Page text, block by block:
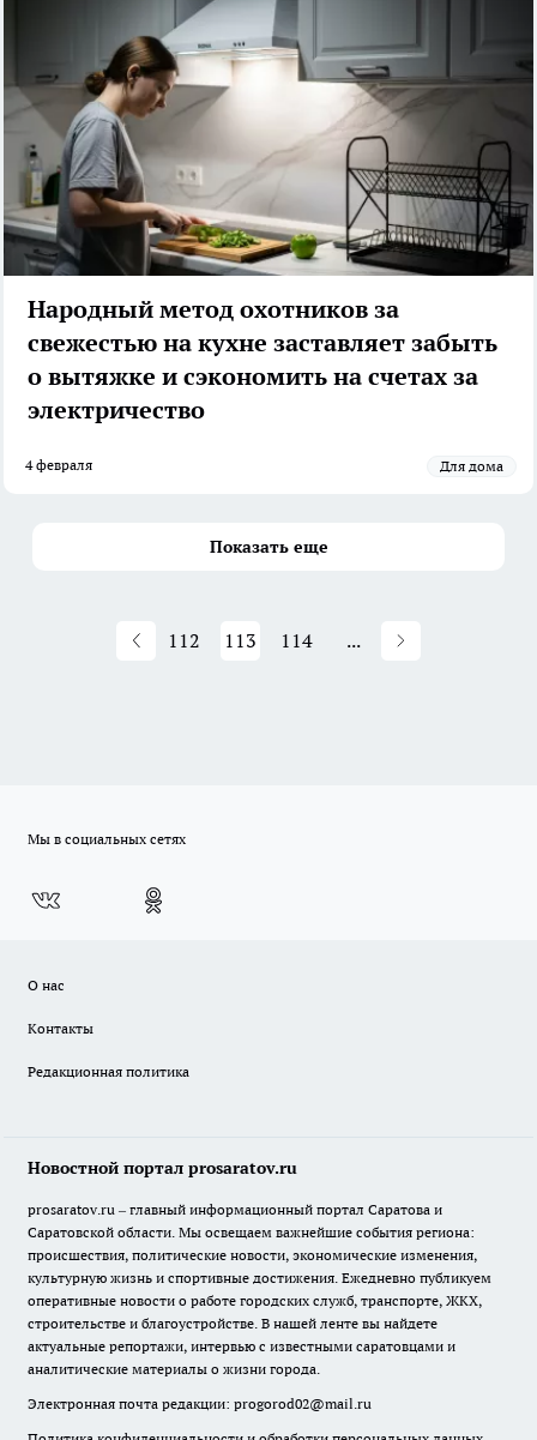
Народный метод охотников за
свежестью на кухне заставляет забыть
о вытяжке и сэкономить на счетах за
электричество
4 февраля Для дома
Показать еще
112 113 114 ...
Мы в социальных сетях
О нас
Контакты
Редакционная политика
Новостной портал prosaratov.ru
prosaratov.ru – главный информационный портал Саратова и
Саратовской области. Мы освещаем важнейшие события региона:
происшествия, политические новости, экономические изменения,
культурную жизнь и спортивные достижения. Ежедневно публикуем
оперативные новости о работе городских служб, транспорте, ЖКХ,
строительстве и благоустройстве. В нашей ленте вы найдете
актуальные репортажи, интервью с известными саратовцами и
аналитические материалы о жизни города.
Электронная почта редакции: progorod02@mail.ru